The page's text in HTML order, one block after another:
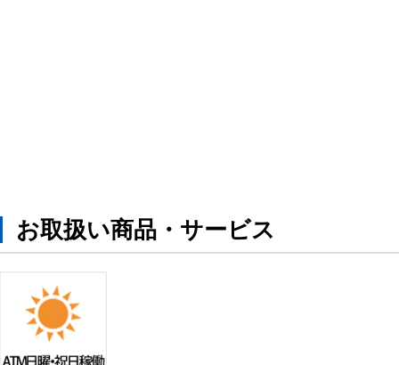
お取扱い商品・サービス